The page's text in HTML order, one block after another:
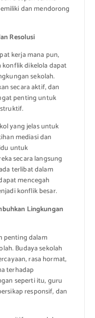
dan mendorong
Resolusi
kerja mana pun,
konflik dikelola dapat
sekolah.
secara aktif, dan
penting untuk
yang jelas untuk
mediasi dan
untuk
secara langsung
terlibat dalam
mencegah
konflik besar.
Lingkungan
penting dalam
Budaya sekolah
rasa hormat,
terhadap
seperti itu, guru
responsif, dan